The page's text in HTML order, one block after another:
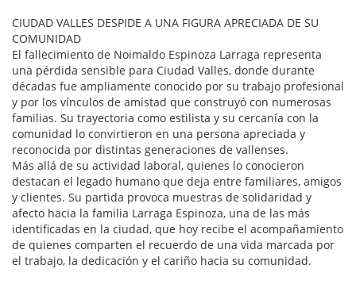
CIUDAD VALLES DESPIDE A UNA FIGURA APRECIADA DE SU
COMUNIDAD
El fallecimiento de Noimaldo Espinoza Larraga representa
una pérdida sensible para Ciudad Valles, donde durante
décadas fue ampliamente conocido por su trabajo profesional
y por los vínculos de amistad que construyó con numerosas
familias. Su trayectoria como estilista y su cercanía con la
comunidad lo convirtieron en una persona apreciada y
reconocida por distintas generaciones de vallenses.
Más allá de su actividad laboral, quienes lo conocieron
destacan el legado humano que deja entre familiares, amigos
y clientes. Su partida provoca muestras de solidaridad y
afecto hacia la familia Larraga Espinoza, una de las más
identificadas en la ciudad, que hoy recibe el acompañamiento
de quienes comparten el recuerdo de una vida marcada por
el trabajo, la dedicación y el cariño hacia su comunidad.